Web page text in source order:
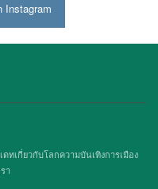
Instagram
เกี่ยวกับโลกความบันเทิงการเมือง
า